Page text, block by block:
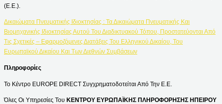
(Ε.Ε.).
Δικαιώματα Πνευματικής Ιδιοκτησίας : Τα Δικαιώματα Πνευματικής Και
Βιομηχανικής Ιδιοκτησίας Αυτού Του Διαδικτυακού Τόπου, Προστατεύονται Από
Τις Σχετικές – Εφαρμοζόμενες Διατάξεις Του Ελληνικού Δικαίου, Του
Ευρωπαϊκού Δικαίου Και Των Διεθνών Συμβάσεων
Πληροφορίες
Το Κέντρο EUROPE DIRECT Συγχρηματοδοτείται Από Την Ε.Ε.
Όλες Οι Υπηρεσίες Του ΚΕΝΤΡΟΥ ΕΥΡΩΠΑΪΚΗΣ ΠΛΗΡΟΦΟΡΗΣΗΣ ΗΠΕΙΡΟΥ